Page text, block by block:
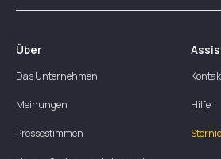
Über
Das Unternehmen
Meinungen
Pressestimmen
Hilfe